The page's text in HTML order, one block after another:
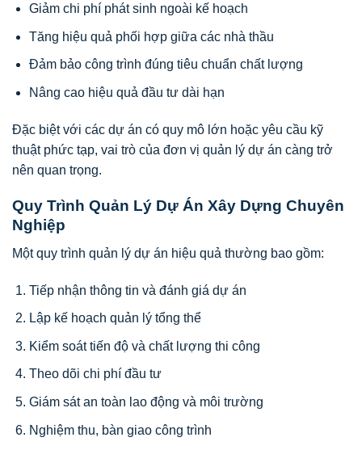
Giảm chi phí phát sinh ngoài kế hoạch
Tăng hiệu quả phối hợp giữa các nhà thầu
Đảm bảo công trình đúng tiêu chuẩn chất lượng
Nâng cao hiệu quả đầu tư dài hạn
Đặc biệt với các dự án có quy mô lớn hoặc yêu cầu kỹ
thuật phức tạp, vai trò của đơn vị quản lý dự án càng trở
nên quan trọng.
Quy Trình Quản Lý Dự Án Xây Dựng Chuyên
Nghiệp
Một quy trình quản lý dự án hiệu quả thường bao gồm:
Tiếp nhận thông tin và đánh giá dự án
Lập kế hoạch quản lý tổng thể
Kiểm soát tiến độ và chất lượng thi công
Theo dõi chi phí đầu tư
Giám sát an toàn lao động và môi trường
Nghiệm thu, bàn giao công trình